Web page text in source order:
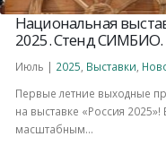
Национальная
2025. Стенд СИМБИО.
Июль | 2025 Выставки
Первые летние выходные
на выставке «Россия
масштабным...